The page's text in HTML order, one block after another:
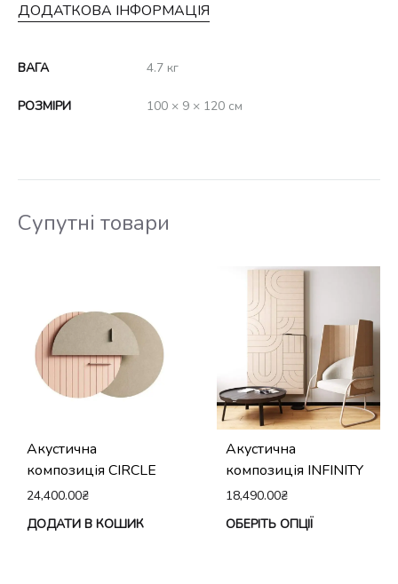
ДОДАТКОВА ІНФОРМАЦІЯ
ВАГА 4.7 кг
РОЗМІРИ 100 × 9 × 120 см
Супутні товари
Акустична
композиція СIRCLE
24,400.00₴
ДОДАТИ В КОШИК
Акустична
композиція INFINITY
18,490.00₴
ОБЕРІТЬ ОПЦІЇ